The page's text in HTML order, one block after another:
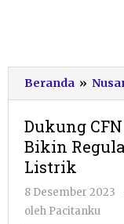
Beranda »
Dukung
Bikin
Listrik
8 Desember 2023
oleh Pacitanku